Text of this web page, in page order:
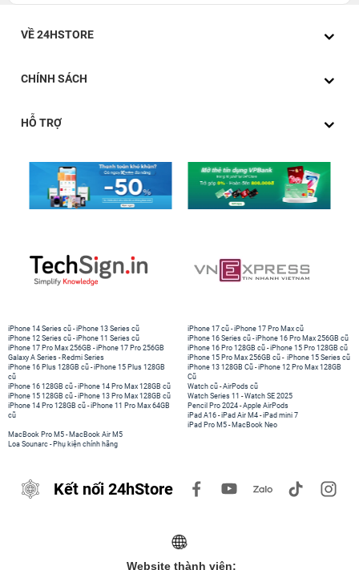
VỀ 24HSTORE
CHÍNH SÁCH
HỖ TRỢ
iPhone 14 Series cũ -iPhone 13 Series cũ
iPhone 12 Series cũ -iPhone 11 Series cũ
iPhone 17 Pro Max 256GB -iPhone 17 Pro 256GB
Galaxy A Series - Redmi Series
iPhone 17 cũ -iPhone 17 Pro Max cũ
iPhone 16 Series cũ - iPhone 16 Pro Max 256GB cũ
iPhone 16 Pro 128GB cũ -iPhone 15 Pro 128GB cũ
iPhone 15 Pro Max 256GB cũ - iPhone 15 Series cũ
iPhone 16 Plus 128GB cũ -iPhone 15 Plus 128GB
cũ
iPhone 16 128GB cũ -iPhone 14 Pro Max 128GB cũ
iPhone 15 128GB cũ -iPhone 13 Pro Max 128GB cũ
iPhone 14 Pro 128GB cũ -iPhone 11 Pro Max 64GB
cũ
iPhone 13 128GB Cũ -iPhone 12 Pro Max 128GB
Cũ
Watch cũ -AirPods cũ
Watch Series 11 -Watch SE 2025
Pencil Pro 2024 -Apple AirPods
iPad A16 -iPad Air M4 -iPad mini 7
iPad Pro M5 - MacBook Neo
MacBook Pro M5 - MacBook Air M5
Loa Sounarc - Phụ kiện chính hãng
Kết nối 24hStore
Website thành viên: